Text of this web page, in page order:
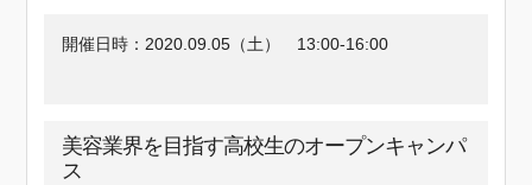
開催日時： 2020.09.05（土） 13:00-16:00
美容業界を目指す高校生のオープンキャンパ
ス